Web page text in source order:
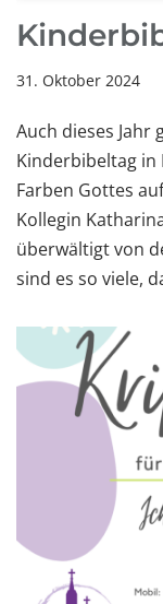
31. Oktober 2024
Auch dieses Jahr
Kinderbibeltag in
Farben Gottes
Kollegin
überwältigt von
sind es so viele,